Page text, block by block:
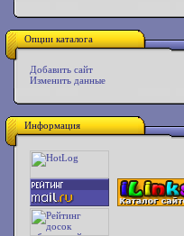
Опции каталога
Добавить сайт
Изменить данные
Информация